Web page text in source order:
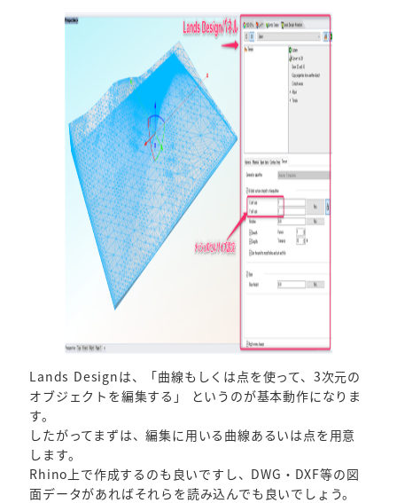
Lands Designは、「曲線もしくは点を使って、3次元の
オブジェクトを編集する」 というのが基本動作になりま
す。
したがってまずは、編集に用いる曲線あるいは点を用意
します。
Rhino上で作成するのも良いですし、DWG・DXF等の図
面データがあればそれらを読み込んでも良いでしょう。